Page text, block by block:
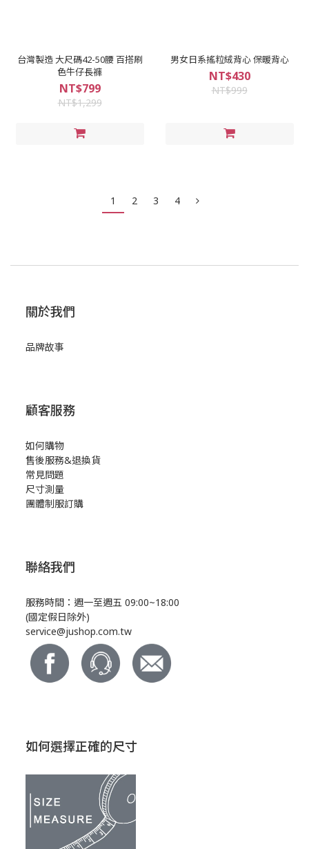
台灣製造 大尺碼42-50腰 百搭刷
色牛仔長褲
NT$799
NT$1,299
男女日系搖粒絨背心 保暖背心
NT$430
NT$999
1 2 3 4
關於我們
品牌故事
顧客服務
如何購物
售後服務&退換貨
常見問題
尺寸測量
團體制服訂購
聯絡我們
服務時間：週一至週五 09:00~18:00
(國定假日除外)
service@jushop.com.tw
如何選擇正確的尺寸